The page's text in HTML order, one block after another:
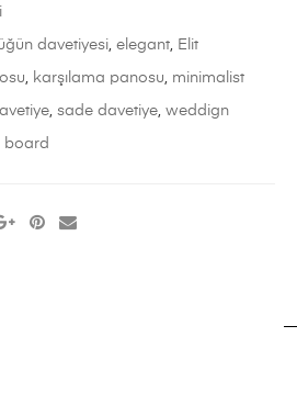
davetiyesi, elegant, Elit
, karşılama panosu, minimalist
, sade davetiye, weddign
board